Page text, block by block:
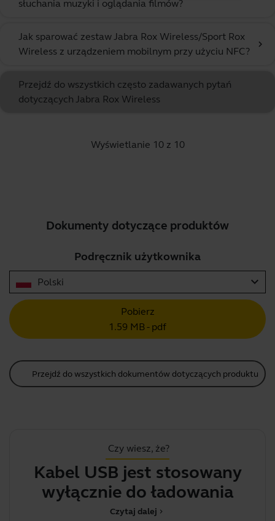
słuchania muzyki i oglądania filmów?
Jak sparować zestaw Jabra Rox Wireless/Sport Rox
Wireless z urządzeniem mobilnym przy użyciu NFC?
chevron_right
Przejdź do wszystkich często zadawanych pytań
dotyczących Jabra Rox Wireless
Wyświetlanie 10 z 10
Dokumenty dotyczące produktów
Podręcznik użytkownika
Polski expand_more
Pobierz
1.59 MB - pdf
Przejdź do wszystkich dokumentów dotyczących produktu
Czy wiesz, że?
Kabel USB jest stosowany
wyłącznie do ładowania
chevron_right
Czytaj dalej